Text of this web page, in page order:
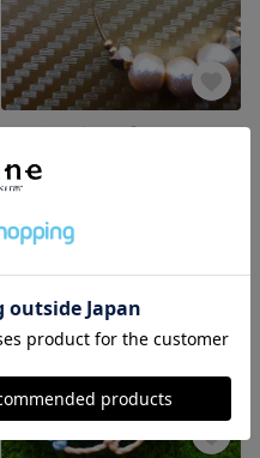
コットンパールピアス